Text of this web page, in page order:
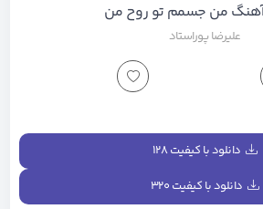
آهنگ من جسمم تو روح من
علیرضا پوراستاد
دانلود با کیفیت ۱۲۸
دانلود با کیفیت ۳۲۰